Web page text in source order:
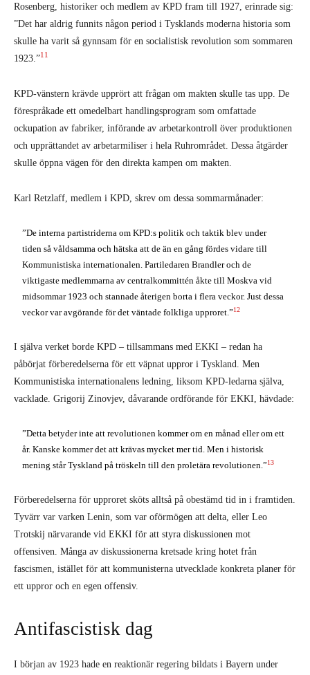
Rosenberg, historiker och medlem av KPD fram till 1927, erinrade sig:
”Det har aldrig funnits någon period i Tysklands moderna historia som
skulle ha varit så gynnsam för en socialistisk revolution som sommaren
1923.”11
KPD-vänstern krävde upprört att frågan om makten skulle tas upp. De
förespråkade ett omedelbart handlingsprogram som omfattade
ockupation av fabriker, införande av arbetarkontroll över produktionen
och upprättandet av arbetarmiliser i hela Ruhrområdet. Dessa åtgärder
skulle öppna vägen för den direkta kampen om makten.
Karl Retzlaff, medlem i KPD, skrev om dessa sommarmånader:
”De interna partistriderna om KPD:s politik och taktik blev under
tiden så våldsamma och hätska att de än en gång fördes vidare till
Kommunistiska internationalen. Partiledaren Brandler och de
viktigaste medlemmarna av centralkommittén åkte till Moskva vid
midsommar 1923 och stannade återigen borta i flera veckor. Just dessa
veckor var avgörande för det väntade folkliga upproret.”12
I själva verket borde KPD – tillsammans med EKKI – redan ha
påbörjat förberedelserna för ett väpnat uppror i Tyskland. Men
Kommunistiska internationalens ledning, liksom KPD-ledarna själva,
vacklade. Grigorij Zinovjev, dåvarande ordförande för EKKI, hävdade:
”Detta betyder inte att revolutionen kommer om en månad eller om ett
år. Kanske kommer det att krävas mycket mer tid. Men i historisk
mening står Tyskland på tröskeln till den proletära revolutionen.”13
Förberedelserna för upproret sköts alltså på obestämd tid in i framtiden.
Tyvärr var varken Lenin, som var oförmögen att delta, eller Leo
Trotskij närvarande vid EKKI för att styra diskussionen mot
offensiven. Många av diskussionerna kretsade kring hotet från
fascismen, istället för att kommunisterna utvecklade konkreta planer för
ett uppror och en egen offensiv.
Antifascistisk dag
I början av 1923 hade en reaktionär regering bildats i Bayern under